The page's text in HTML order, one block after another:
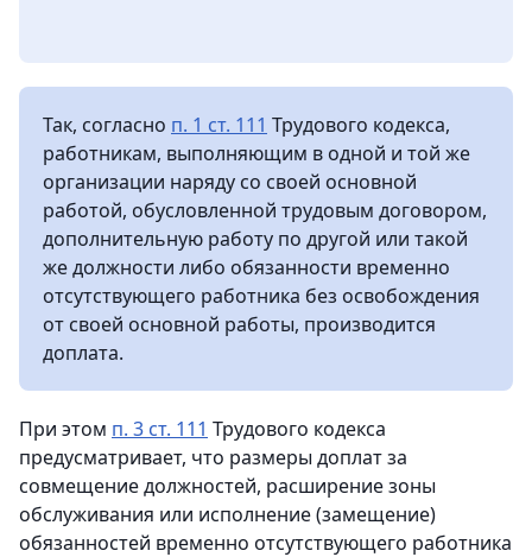
Так, согласно п. 1 ст. 111 Трудового кодекса,
работникам, выполняющим в одной и той же
организации наряду со своей основной
работой, обусловленной трудовым договором,
дополнительную работу по другой или такой
же должности либо обязанности временно
отсутствующего работника без освобождения
от своей основной работы, производится
доплата.
При этом п. 3 ст. 111 Трудового кодекса
предусматривает, что размеры доплат за
совмещение должностей, расширение зоны
обслуживания или исполнение (замещение)
обязанностей временно отсутствующего работника